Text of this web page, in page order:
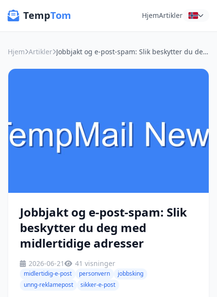
TempTom HjemArtikler
Hjem Artikler Jobbjakt og e-post-spam: Slik beskytter du deg med midlertidige adresser
Jobbjakt og e-post-spam: Slik
beskytter du deg med
midlertidige adresser
2026-06-21 41 visninger
midlertidig-e-post personvern
jobbsking
unng-reklamepost
sikker-e-post